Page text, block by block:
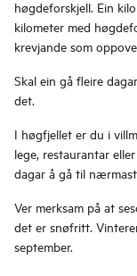
høgdeforskjell. Ein
kilometer med
krevjande som
Skal ein gå fleire
det.
I høgfjellet er du i
lege, restaurantar
dagar å gå til
Ver merksam på at
det er snøfritt.
september.